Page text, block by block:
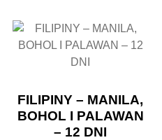
FILIPINY – MANILA,
BOHOL I PALAWAN
– 12 DNI